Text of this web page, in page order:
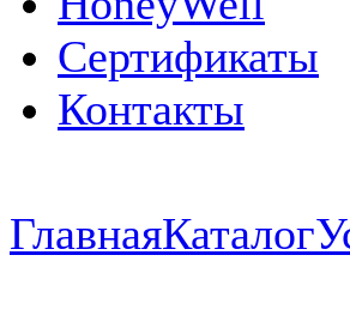
Сертификаты
Контакты
ГлавнаяКаталог